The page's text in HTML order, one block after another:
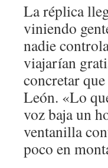
La réplica
viniendo
nadie
viajarían
concretar
León. «Lo
voz baja un
ventanilla
poco en